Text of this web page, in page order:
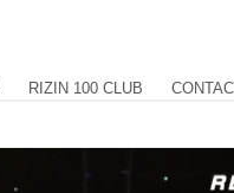
RIZIN 100 CLUB CONTACT